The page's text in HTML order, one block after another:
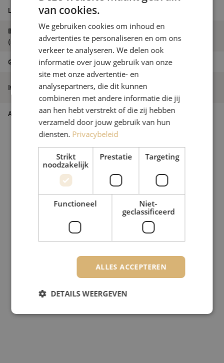
Lengte 15m
Buitendiameter
(mm)
2.0
Grade B
Itemnaam
Patchkabel duplex SM, E2000/APC-
E2000/APC, 2.0mm, 15m
Artikelnummer M20000311
van cookies.
We gebruiken cookies om inhoud en
advertenties te personaliseren en om ons
verkeer te analyseren. We delen ook
informatie over jouw gebruik van onze
site met onze advertentie- en
analysepartners, die dit kunnen
combineren met andere informatie die jij
aan hen hebt verstrekt of die zij hebben
verzameld door jouw gebruik van hun
diensten. Privacybeleid
Strikt
noodzakelijk
Prestatie Targeting
Functioneel
Niet-
geclassificeerd
ALLES ACCEPTEREN
DETAILS WEERGEVEN